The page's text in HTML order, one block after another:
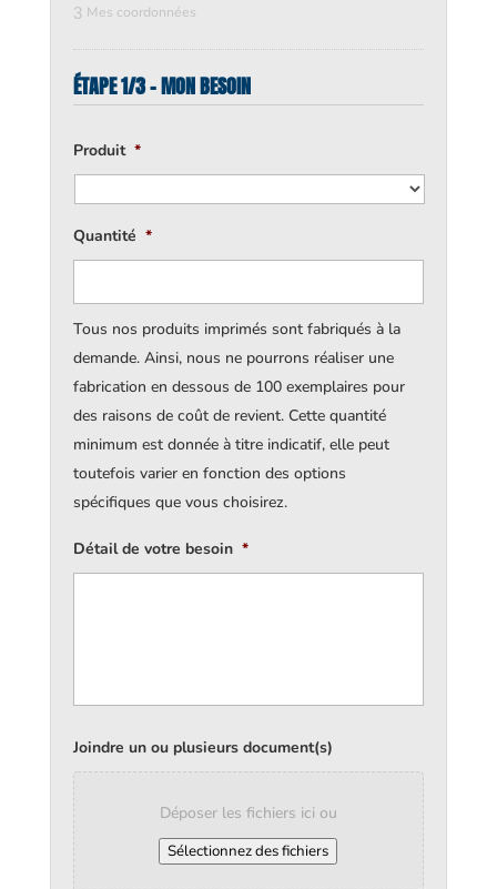
3 Mes coordonnées
ÉTAPE 1/3 - MON BESOIN
Produit *
Quantité *
Tous nos produits imprimés sont fabriqués à la
demande. Ainsi, nous ne pourrons réaliser une
fabrication en dessous de 100 exemplaires pour
des raisons de coût de revient. Cette quantité
minimum est donnée à titre indicatif, elle peut
toutefois varier en fonction des options
spécifiques que vous choisirez.
Détail de votre besoin *
Joindre un ou plusieurs document(s)
Déposer les fichiers ici ou
Sélectionnez des fichiers